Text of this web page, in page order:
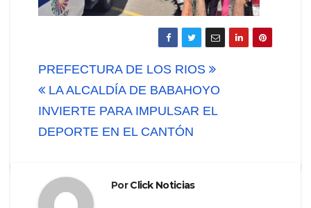
Navegación
de
entradas
PREFECTURA DE LOS RIOS
LA ALCALDÍA DE BABAHOYO
INVIERTE PARA IMPULSAR EL
DEPORTE EN EL CANTÓN
PorClick Noticias